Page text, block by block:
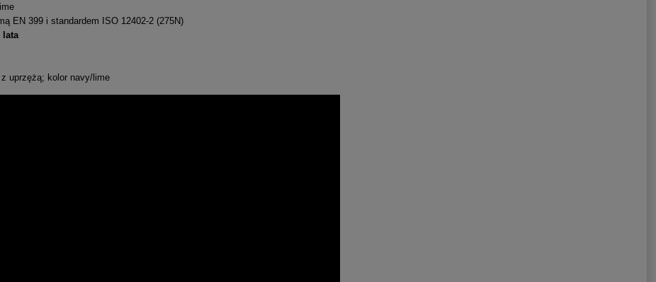
EN 399 i standardem ISO 12402-2 (275N)
lata
z uprzężą; kolor navy/lime